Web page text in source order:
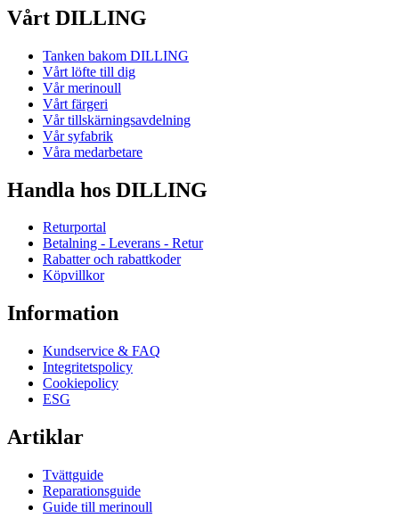
Vårt DILLING
Tanken bakom DILLING
Vårt löfte till dig
Vår merinoull
Vårt färgeri
Vår tillskärningsavdelning
Vår syfabrik
Våra medarbetare
Handla hos DILLING
Returportal
Betalning - Leverans - Retur
Rabatter och rabattkoder
Köpvillkor
Information
Kundservice & FAQ
Integritetspolicy
Cookiepolicy
ESG
Artiklar
Tvättguide
Reparationsguide
Guide till merinoull